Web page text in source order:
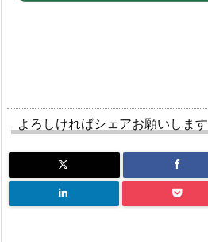
よろしければシェアお願いします